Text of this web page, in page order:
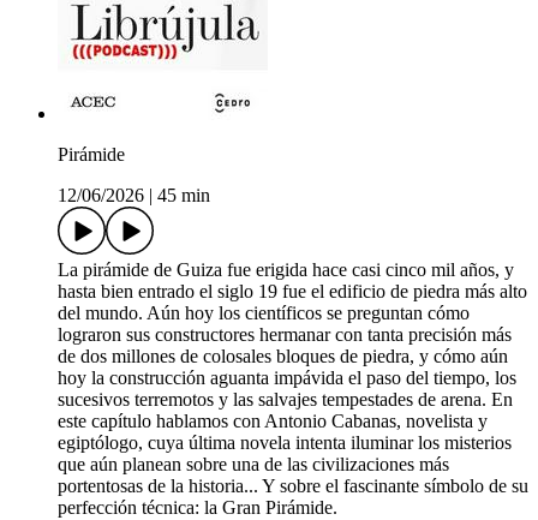
Pirámide
12/06/2026
45 min
La pirámide de Guiza fue erigida hace casi cinco mil años, y
hasta bien entrado el siglo 19 fue el edificio de piedra más alto
del mundo. Aún hoy los científicos se preguntan cómo
lograron sus constructores hermanar con tanta precisión más
de dos millones de colosales bloques de piedra, y cómo aún
hoy la construcción aguanta impávida el paso del tiempo, los
sucesivos terremotos y las salvajes tempestades de arena. En
este capítulo hablamos con Antonio Cabanas, novelista y
egiptólogo, cuya última novela intenta iluminar los misterios
que aún planean sobre una de las civilizaciones más
portentosas de la historia... Y sobre el fascinante símbolo de su
perfección técnica: la Gran Pirámide.